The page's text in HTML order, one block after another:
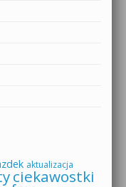
aktualizacja
ciekawostki